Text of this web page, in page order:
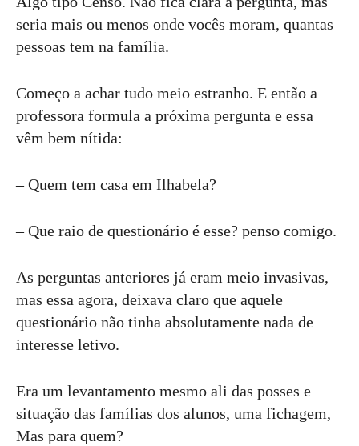
seria mais ou menos onde vocês moram, quantas
pessoas tem na família.
Começo a achar tudo meio estranho. E então a
professora formula a próxima pergunta e essa
vêm bem nítida:
– Quem tem casa em Ilhabela?
– Que raio de questionário é esse? penso comigo.
As perguntas anteriores já eram meio invasivas,
mas essa agora, deixava claro que aquele
questionário não tinha absolutamente nada de
interesse letivo.
Era um levantamento mesmo ali das posses e
situação das famílias dos alunos, uma fichagem,
Mas para quem?